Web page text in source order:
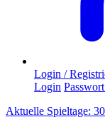
Login /
Login
Aktuelle Spieltage: